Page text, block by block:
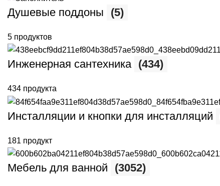
Душевые поддоны (5)
5 продуктов
Инженерная сантехника (434)
434 продукта
Инсталляции и кнопки для инсталляций
181 продукт
Мебель для ванной (3052)